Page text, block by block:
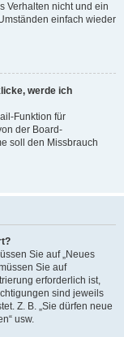
Verhalten nicht und ein
einfach wieder
werde ich
Funktion für
der Board-
soll den Missbrauch
Sie auf „Neues
Sie auf
erforderlich ist,
sind jeweils
Z. B. „Sie dürfen neue
usw.